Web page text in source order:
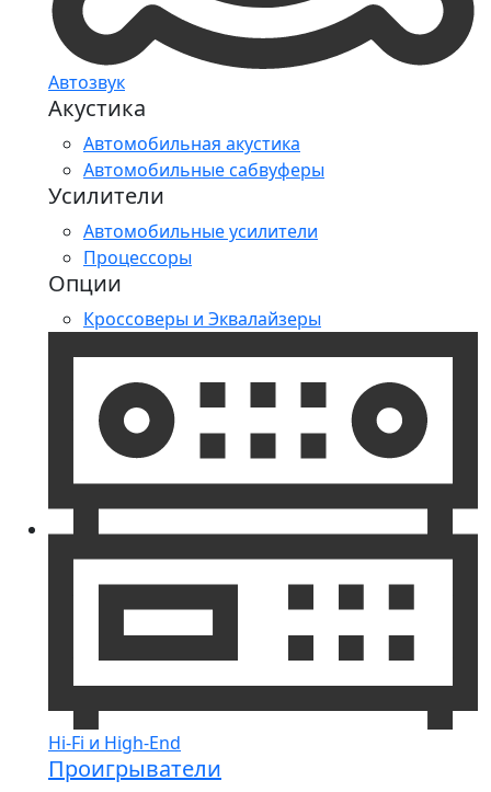
Автозвук
Акустика
Автомобильная акустика
Автомобильные сабвуферы
Усилители
Автомобильные усилители
Процессоры
Опции
Кроссоверы и Эквалайзеры
Hi-Fi и High-End
Проигрыватели